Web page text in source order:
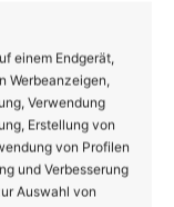
einem Endgerät,
Werbeanzeigen,
Verwendung
Erstellung von
von Profilen
und Verbesserung
Auswahl von